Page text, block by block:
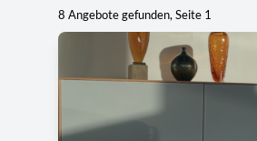
8 Angebote gefunden, Seite 1